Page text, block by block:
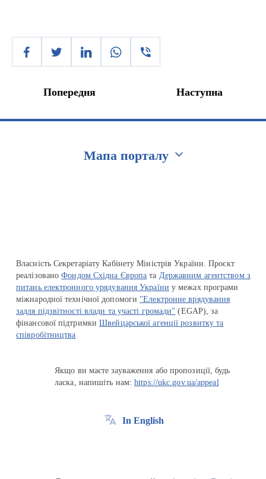
Попередня Наступна
Мапа порталу
Власність Секретаріату Кабінету Міністрів України. Проєкт
реалізованоФондом Східна Європа та Державним агентством з
питань електронного урядування України у межах програми
міжнародної технічної допомоги "Електронне врядування
задля підзвітності влади та участі громади" (EGAP), за
фінансової підтримкиШвейцарської агенції розвитку та
співробітництва
Якщо ви маєте зауваження або пропозиції, будь
ласка, напишіть нам:https://ukc.gov.ua/appeal
In English